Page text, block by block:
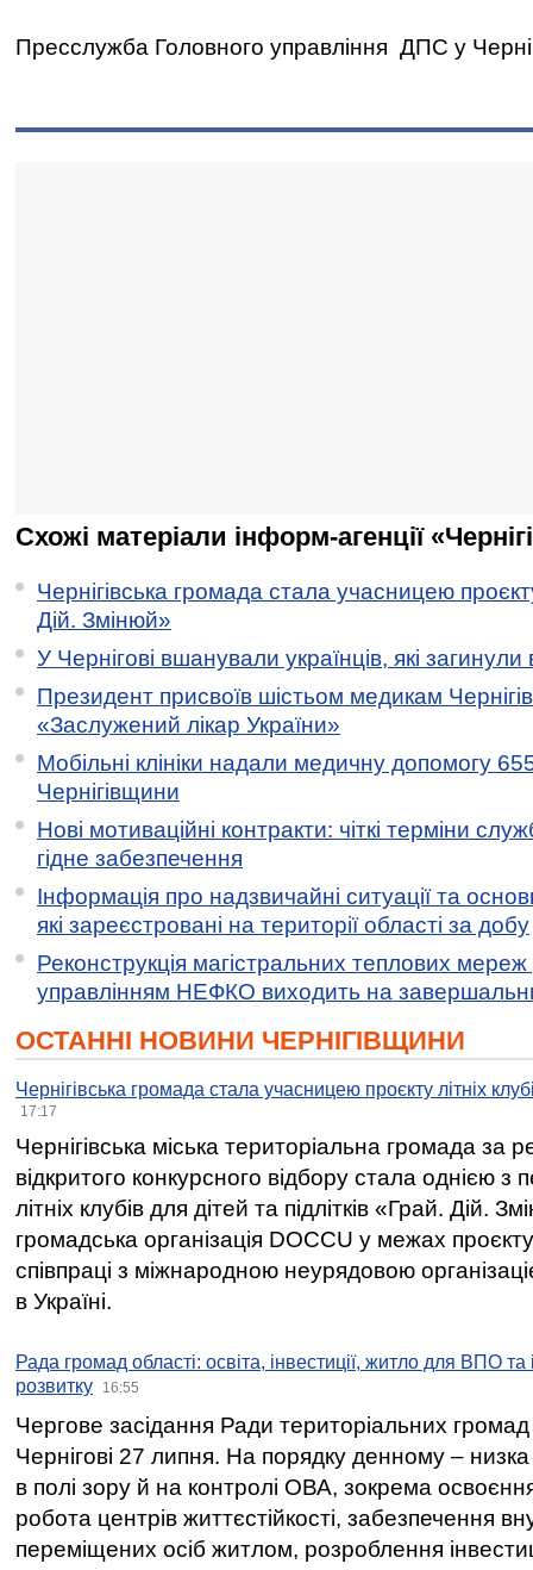
Пресслужба Головного управління ДПС у
Схожі матеріали інформ-агенції
Чернігівська громада стала учасницею
Дій. Змінюй»
У Чернігові вшанували українців, які загинули
Президент присвоїв шістьом медикам
«Заслужений лікар України»
Мобільні клініки надали медичну допомогу
Чернігівщини
Нові мотиваційні контракти: чіткі терміни
гідне забезпечення
Інформація про надзвичайні ситуації та
які зареєстровані на території області за добу
Реконструкція магістральних теплових мереж
управлінням НЕФКО виходить на
ОСТАННІ НОВИНИ ЧЕРНІГІВЩИНИ
Чернігівська громада стала учасницею проєкту літніх
17:17
Чернігівська міська територіальна громада за
відкритого конкурсного відбору стала однією
літніх клубів для дітей та підлітків «Грай. Дій.
громадська організація DOCCU у межах
співпраці з міжнародною неурядовою
в Україні.
Рада громад області: освіта, інвестиції, житло для ВПО
розвитку
16:55
Чергове засідання Ради територіальних громад
Чернігові 27 липня. На порядку денному –
в полі зору й на контролі ОВА, зокрема освоєння
робота центрів життєстійкості, забезпечення
переміщених осіб житлом, розроблення